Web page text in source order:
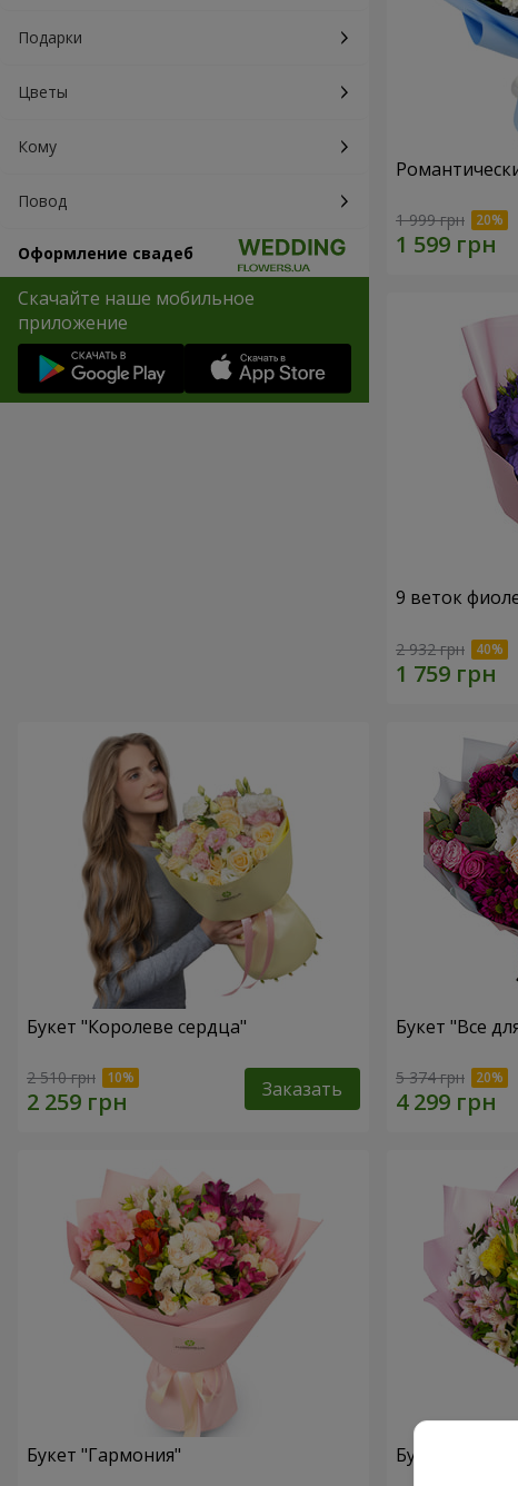
Подарки
Цветы
Кому
Повод
Оформление свадеб
Скачайте наше мобильное
приложение
1 999 грн
9 веток
2 932 грн
Букет "Королеве сердца"
2 510 грн Заказать
Букет "Все
5 374 грн
Букет "Гармония" Букет